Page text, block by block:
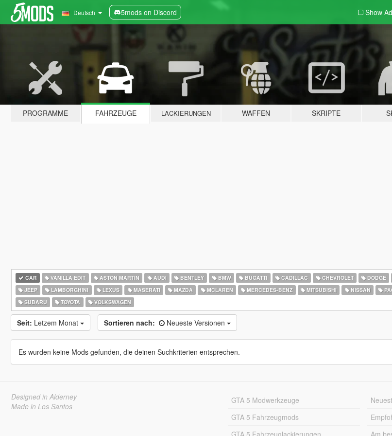
Deutsch 5mods on Discord Show
PROGRAMME FAHRZEUGE LACKIERUNGEN WAFFEN SKRIPTE
CAR VANILLA EDIT ASTON MARTIN AUDI BENTLEY BMW BUGATTI CADILLAC CHEVROLET DODGE
JEEP
LAMBORGHINI LEXUS MASERATI MAZDA MCLAREN MERCEDES-BENZ MITSUBISHI NISSAN
SUBARU
TOYOTA VOLKSWAGEN
Seit: Letzem Monat Sortieren nach: Neueste Versionen
Es wurden keine Mods gefunden, die deinen Suchkriterien entsprechen.
Designed in Alderney
Made in Los Santos
GTA 5 Modwerkzeuge
GTA 5 Fahrzeugmods
GTA 5 Fahrzeuglackierungen
Am